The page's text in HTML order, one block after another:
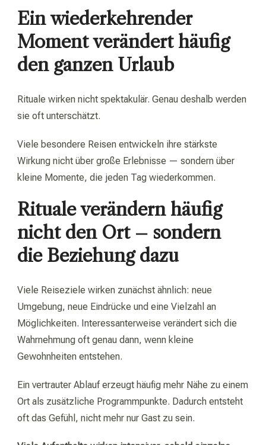
Ein wiederkehrender
Moment verändert häufig
den ganzen Urlaub
Rituale wirken nicht spektakulär. Genau deshalb werden
sie oft unterschätzt.
Viele besondere Reisen entwickeln ihre stärkste
Wirkung nicht über große Erlebnisse — sondern über
kleine Momente, die jeden Tag wiederkommen.
Rituale verändern häufig
nicht den Ort – sondern
die Beziehung dazu
Viele Reiseziele wirken zunächst ähnlich: neue
Umgebung, neue Eindrücke und eine Vielzahl an
Möglichkeiten. Interessanterweise verändert sich die
Wahrnehmung oft genau dann, wenn kleine
Gewohnheiten entstehen.
Ein vertrauter Ablauf erzeugt häufig mehr Nähe zu einem
Ort als zusätzliche Programmpunkte. Dadurch entsteht
oft das Gefühl, nicht mehr nur Gast zu sein.